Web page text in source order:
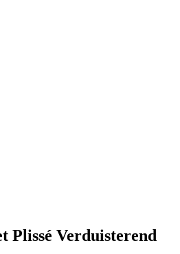
Plissé Verduisterend